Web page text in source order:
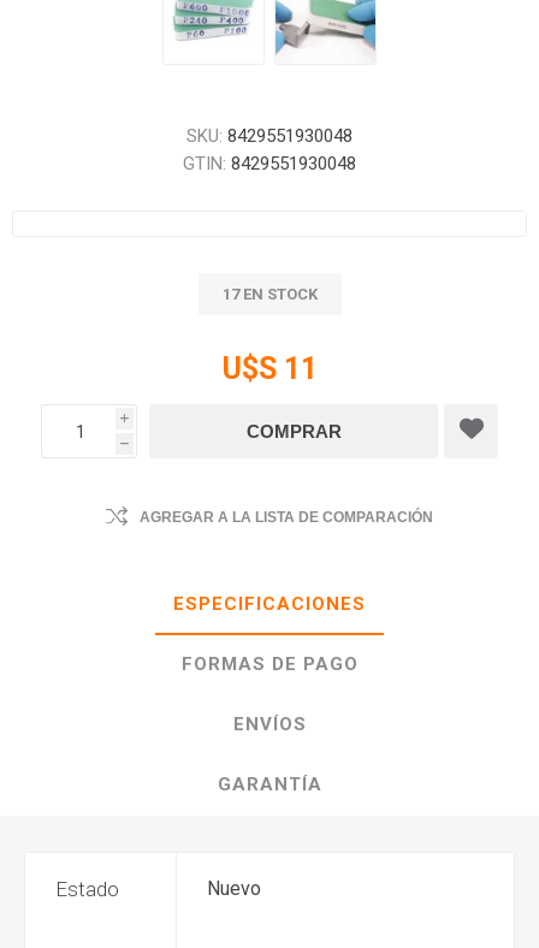
SKU: 8429551930048
GTIN: 8429551930048
17 EN STOCK
U$S 11
i
h
AGREGAR A LA LISTA DE COMPARACIÓN
ESPECIFICACIONES
FORMAS DE PAGO
ENVÍOS
GARANTÍA
Estado Nuevo